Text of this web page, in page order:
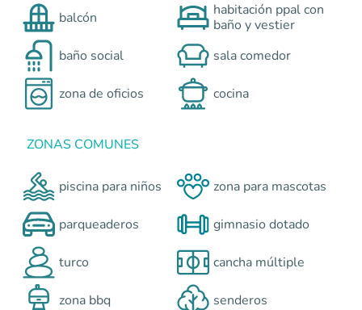
balcón
habitación ppal con
baño y vestier
baño social
sala comedor
zona de oficios cocina
ZONAS COMUNES
piscina para niños zona para mascotas
parqueaderos gimnasio dotado
turco cancha múltiple
zona bbq senderos